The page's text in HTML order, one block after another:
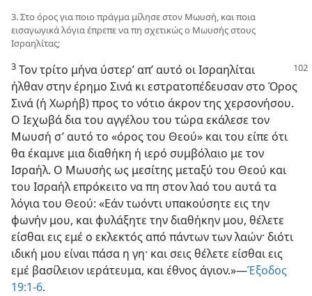
3. Στο όρος για ποιο πράγμα μίλησε στον Μωυσή, και ποια
εισαγωγικά λόγια έπρεπε να πη σχετικώς ο Μωυσής στους
Ισραηλίτας;
3 Τον τρίτο μήνα ύστερ’ απ’ αυτό οι Ισραηλίται
ήλθαν στην έρημο Σινά κι εστρατοπέδευσαν στο Όρος
Σινά (ή Χωρήβ) προς το νότιο άκρον της χερσονήσου.
Ο Ιεχωβά δια του αγγέλου του τώρα εκάλεσε τον
Μωυσή σ’ αυτό το «όρος του Θεού» και του είπε ότι
θα έκαμνε μια διαθήκη ή ιερό συμβόλαιο με τον
Ισραήλ. Ο Μωυσής ως μεσίτης μεταξύ του Θεού και
του Ισραήλ επρόκειτο να πη στον λαό του αυτά τα
λόγια του Θεού: «Εάν τωόντι υπακούσητε εις την
φωνήν μου, και φυλάξητε την διαθήκην μου, θέλετε
είσθαι εις εμέ ο εκλεκτός από πάντων των λαών· διότι
ιδική μου είναι πάσα η γη· και σεις θέλετε είσθαι εις
εμέ βασίλειον ιεράτευμα, και έθνος άγιον.»—Έξοδος
19:1-6.